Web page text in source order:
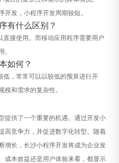
发，小程序开发周期较短。
有什么区别？
直接使用。而移动应用程序需要用户
。
如何？
低，常常可以以较低的预算进行开
模和需求的复杂性。
提供了一个重要的机遇。通过开发小
高竞争力，并促进数字化转型。随着
增长，长沙小程序开发将成为企业发
成本效益还是用户体验来看，都显示